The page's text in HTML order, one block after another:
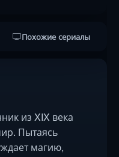
Похожие сериалы
из XIX века
Пытаясь
магию,